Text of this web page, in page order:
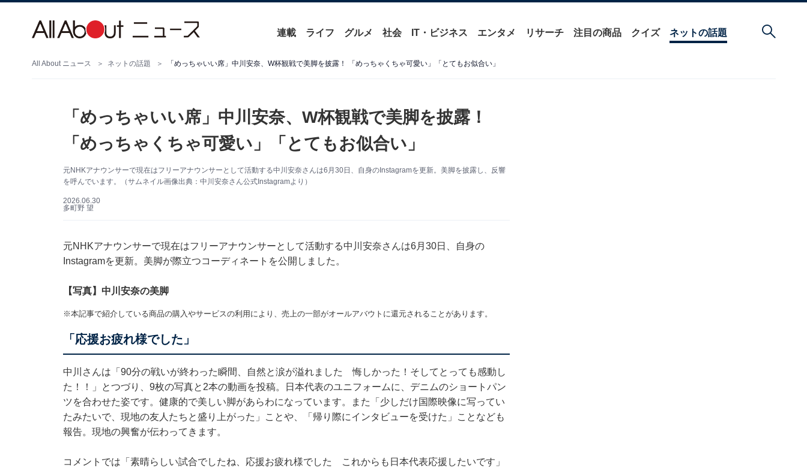
連載 ライフ グルメ 社会 IT・ビジネス エンタメ リサーチ 注目の商品 クイズ ネットの話題
All About ニュース ネットの話題 「めっちゃいい席」中川安奈、W杯観戦で美脚を披露！ 「めっちゃくちゃ可愛い」「とてもお似合い」
「めっちゃいい席」中川安奈、W杯観戦で美脚を披露！
「めっちゃくちゃ可愛い」「とてもお似合い」
元NHKアナウンサーで現在はフリーアナウンサーとして活動する中川安奈さんは6月30日、自身のInstagramを更新。美脚を披露し、反響
を呼んでいます。（サムネイル画像出典：中川安奈さん公式Instagramより）
2026.06.30
多町野 望
元NHKアナウンサーで現在はフリーアナウンサーとして活動する中川安奈さんは6月30日、自身の
Instagramを更新。美脚が際立つコーディネートを公開しました。
【写真】中川安奈の美脚
※本記事で紹介している商品の購入やサービスの利用により、売上の一部がオールアバウトに還元されることがあります。
「応援お疲れ様でした」
中川さんは「90分の戦いが終わった瞬間、自然と涙が溢れました 悔しかった！そしてとっても感動し
た！！」とつづり、9枚の写真と2本の動画を投稿。日本代表のユニフォームに、デニムのショートパン
ツを合わせた姿です。健康的で美しい脚があらわになっています。また「少しだけ国際映像に写ってい
たみたいで、現地の友人たちと盛り上がった」ことや、「帰り際にインタビューを受けた」ことなども
報告。現地の興奮が伝わってきます。
コメントでは「素晴らしい試合でしたね、応援お疲れ様でした これからも日本代表応援したいです」